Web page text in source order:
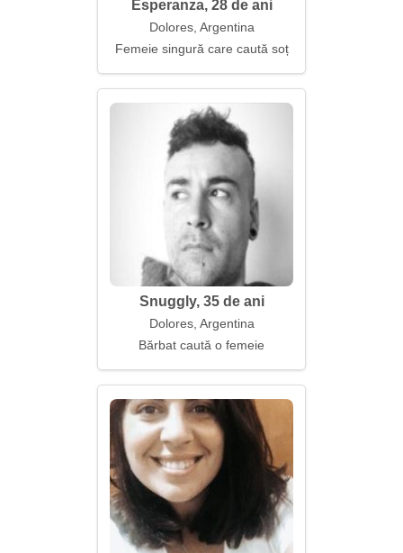
Esperanza, 28 de ani
Dolores, Argentina
Femeie singură care caută soț
Snuggly, 35 de ani
Dolores, Argentina
Bărbat caută o femeie